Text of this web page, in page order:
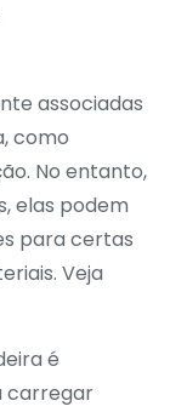
associadas
como
No entanto,
elas podem
para certas
Veja
é
carregar